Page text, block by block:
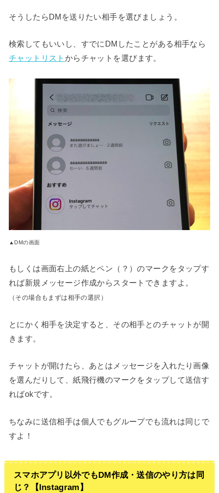
そうしたらDMを送りたい相手を選びましょう。
検索してもいいし、すでにDMしたことがある相手なら
チャットリスト からチャットを選びます。
▲DMの画面
もしくは画面右上の紙とペン（？）のマークをタップす
れば新規メッセージ作成からスタートできますよ。
（その場合もまずは相手の選択）
とにかく相手を決定すると、その相手とのチャットが開
きます。
チャットが開けたら、あとはメッセージを入れたり画像
を選んだりして、紙飛行機のマークをタップして送信す
ればokです。
ちなみに送信相手は個人でもグループでも流れは同じで
すよ！
スマホアプリ以外でもDM作成・送信のやり方は同
じ？【Instagram】